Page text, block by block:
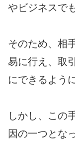
やビジネスで
そのため、相
易に行え、取
にできるよう
しかし、この
因の一つとな